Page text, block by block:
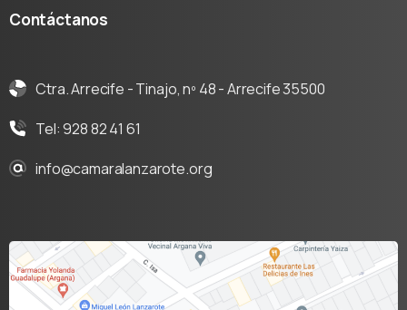
Contáctanos
Ctra. Arrecife - Tinajo, nº 48 - Arrecife 35500
Tel: 928 82 41 61
info@camaralanzarote.org